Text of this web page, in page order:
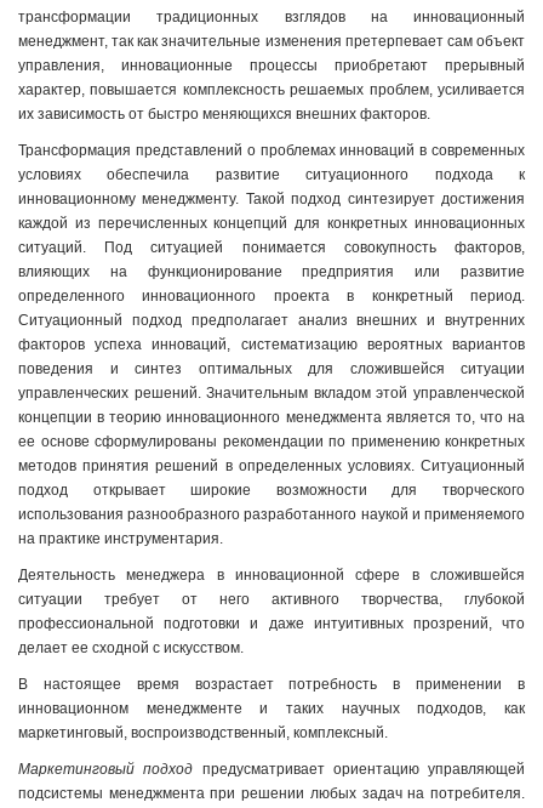
трансформации традиционных взглядов на инновационный
менеджмент, так как значительные изменения претерпевает сам объект
управления, инновационные процессы приобретают прерывный
характер, повышается комплексность решаемых проблем, усиливается
их зависимость от быстро меняющихся внешних факторов.
Трансформация представлений о проблемах инноваций в современных
условиях обеспечила развитие ситуационного подхода к
инновационному менеджменту. Такой подход синтезирует достижения
каждой из перечисленных концепций для конкретных инновационных
ситуаций. Под ситуацией понимается совокупность факторов,
влияющих на функционирование предприятия или развитие
определенного инновационного проекта в конкретный период.
Ситуационный подход предполагает анализ внешних и внутренних
факторов успеха инноваций, систематизацию вероятных вариантов
поведения и синтез оптимальных для сложившейся ситуации
управленческих решений. Значительным вкладом этой управленческой
концепции в теорию инновационного менеджмента является то, что на
ее основе сформулированы рекомендации по применению конкретных
методов принятия решений в определенных условиях. Ситуационный
подход открывает широкие возможности для творческого
использования разнообразного разработанного наукой и применяемого
на практике инструментария.
Деятельность менеджера в инновационной сфере в сложившейся
ситуации требует от него активного творчества, глубокой
профессиональной подготовки и даже интуитивных прозрений, что
делает ее сходной с искусством.
В настоящее время возрастает потребность в применении в
инновационном менеджменте и таких научных подходов, как
маркетинговый, воспроизводственный, комплексный.
Маркетинговый подход предусматривает ориентацию управляющей
подсистемы менеджмента при решении любых задач на потребителя.